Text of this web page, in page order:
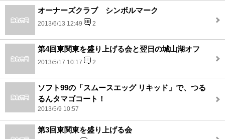
オーナーズクラブ シンボルマーク
2013/6/13 12:49 2
第4回東関東を盛り上げる会と翌日の城山湖オフ
2013/5/17 10:17 2
ソフト99の「スムースエッグ リキッド」で、つる
るんタマゴコート！
2013/5/9 10:57
第3回東関東を盛り上げる会